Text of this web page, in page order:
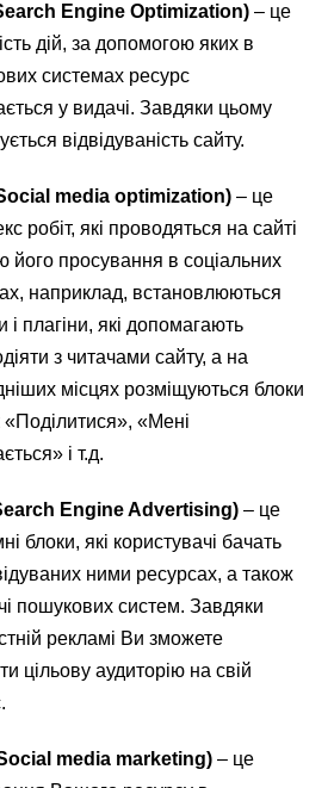
Engine Optimization) – це
дій, за допомогою яких в
системах ресурс
у видачі. Завдяки цьому
відвідуваність сайту.
media optimization) – це
робіт, які проводяться на сайті
його просування в соціальних
наприклад, встановлюються
і плагіни, які допомагають
з читачами сайту, а на
місцях розміщуються блоки
«Поділитися», «Мені
і т.д.
Engine Advertising) – це
блоки, які користувачі бачать
ними ресурсах, а також
пошукових систем. Завдяки
рекламі Ви зможете
цільову аудиторію на свій
media marketing) – це